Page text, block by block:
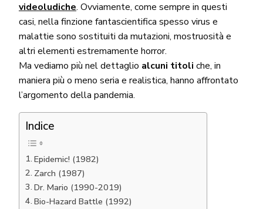
videoludiche. Ovviamente, come sempre in questi
casi, nella finzione fantascientifica spesso virus e
malattie sono sostituiti da mutazioni, mostruosità e
altri elementi estremamente horror.
Ma vediamo più nel dettaglio alcuni titoli che, in
maniera più o meno seria e realistica, hanno affrontato
l’argomento della pandemia.
Indice
Epidemic! (1982)
Zarch (1987)
Dr. Mario (1990-2019)
Bio-Hazard Battle (1992)